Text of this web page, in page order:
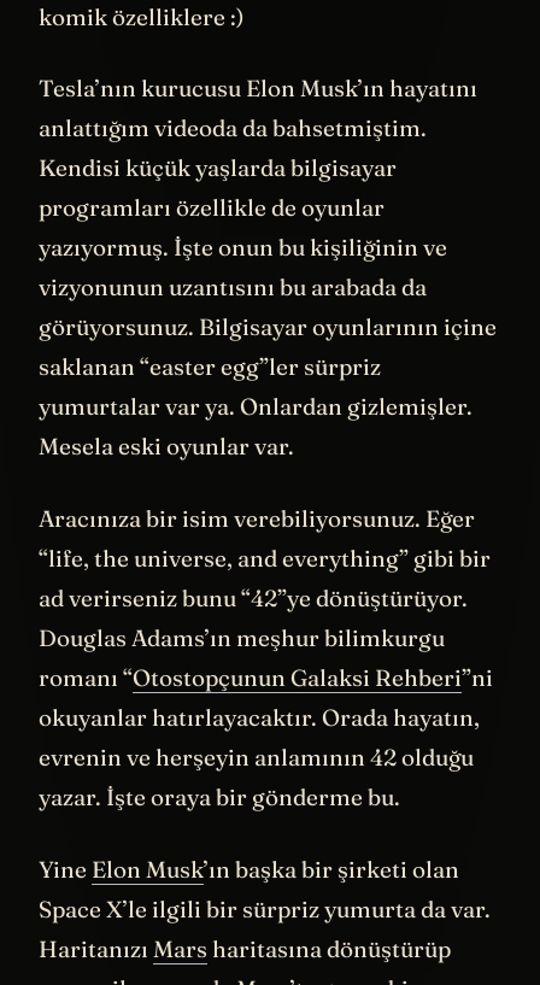
komik özelliklere :)
Tesla’nın kurucusu Elon Musk’ın hayatını
anlattığım videoda da bahsetmiştim.
Kendisi küçük yaşlarda bilgisayar
programları özellikle de oyunlar
yazıyormuş. İşte onun bu kişiliğinin ve
vizyonunun uzantısını bu arabada da
görüyorsunuz. Bilgisayar oyunlarının içine
saklanan “easter egg”ler sürpriz
yumurtalar var ya. Onlardan gizlemişler.
Mesela eski oyunlar var.
Aracınıza bir isim verebiliyorsunuz. Eğer
“life, the universe, and everything” gibi bir
ad verirseniz bunu “42”ye dönüştürüyor.
Douglas Adams’ın meşhur bilimkurgu
romanı “Otostopçunun Galaksi Rehberi”ni
okuyanlar hatırlayacaktır. Orada hayatın,
evrenin ve herşeyin anlamının 42 olduğu
yazar. İşte oraya bir gönderme bu.
Yine Elon Musk’ın başka bir şirketi olan
Space X’le ilgili bir sürpriz yumurta da var.
Haritanızı Mars haritasına dönüştürüp